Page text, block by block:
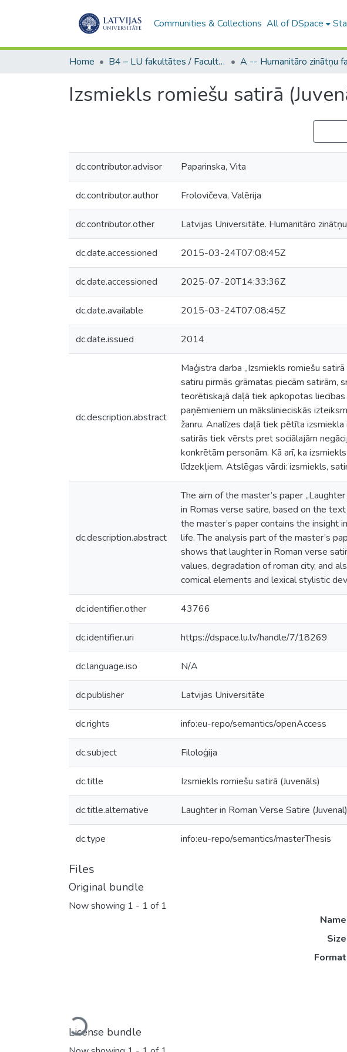
Communities & Collections All of DSpace
Home B4 – LU fakultātes / Faculties of the UL
Izsmiekls romiešu satirā
dc.contributor.advisor Paparinska, Vita
dc.contributor.author Frolovičeva, Valērija
dc.contributor.other Latvijas Universitāte. Humanitāro
dc.date.accessioned 2015-03-24T07:08:45Z
dc.date.accessioned 2025-07-20T14:33:36Z
dc.date.available 2015-03-24T07:08:45Z
dc.date.issued 2014
dc.description.abstract
Maģistra darba „Izsmiekls romiešu
satiru pirmās grāmatas piecām satirām,
teorētiskajā daļā tiek apkopotas
paņēmieniem un mākslinieciskās
žanru. Analīzes daļā tiek pētīta
satirās tiek vērsts pret sociālajām
konkrētām personām. Kā arī, ka
līdzekļiem. Atslēgas vārdi: izsmiekls,
dc.description.abstract
The aim of the master’s paper
in Romas verse satire, based on the
the master’s paper contains the insight
life. The analysis part of the master’s
shows that laughter in Roman verse
values, degradation of roman city, and
comical elements and lexical stylistic
dc.identifier.other 43766
dc.identifier.uri https://dspace.lu.lv/handle/7/18269
dc.language.iso N/A
dc.publisher Latvijas Universitāte
dc.rights info:eu-repo/semantics/openAccess
dc.subject Filoloģija
dc.title Izsmiekls romiešu satirā (Juvenāls)
dc.title.alternative Laughter in Roman Verse Satire (Juvenal)
dc.type info:eu-repo/semantics/masterThesis
Files
Original bundle
Now showing 1 - 1 of 1
Loading...
License bundle